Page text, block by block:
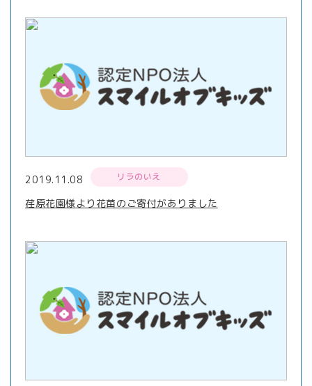
2019.11.08 リラのいえ
荏原花園様より花苗のご寄付がありました